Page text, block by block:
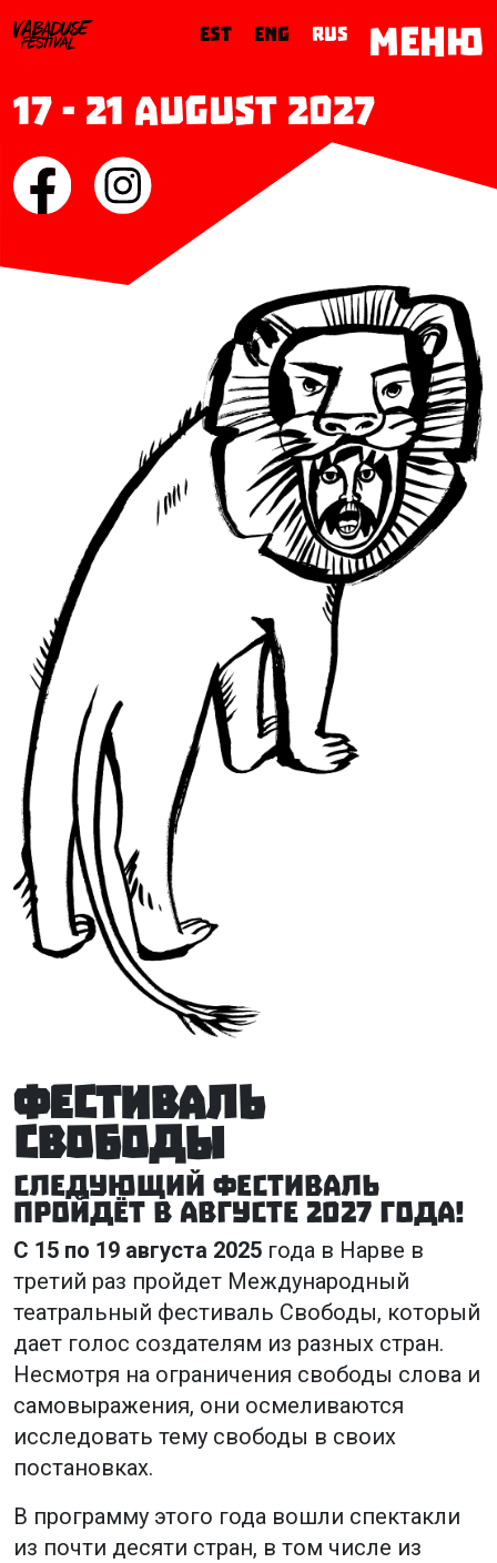
17 - 21 August 2027
EST ENG RUS МЕНЮ
Фестиваль
Свободы
Следующий фестиваль
пройдёт в августе 2027 года!
С 15 по 19 августа 2025 года в Нарве в
третий раз пройдет Международный
театральный фестиваль Свободы, который
дает голос создателям из разных стран.
Несмотря на ограничения свободы слова и
самовыражения, они осмеливаются
исследовать тему свободы в своих
постановках.
В программу этого года вошли спектакли
из почти десяти стран, в том числе из